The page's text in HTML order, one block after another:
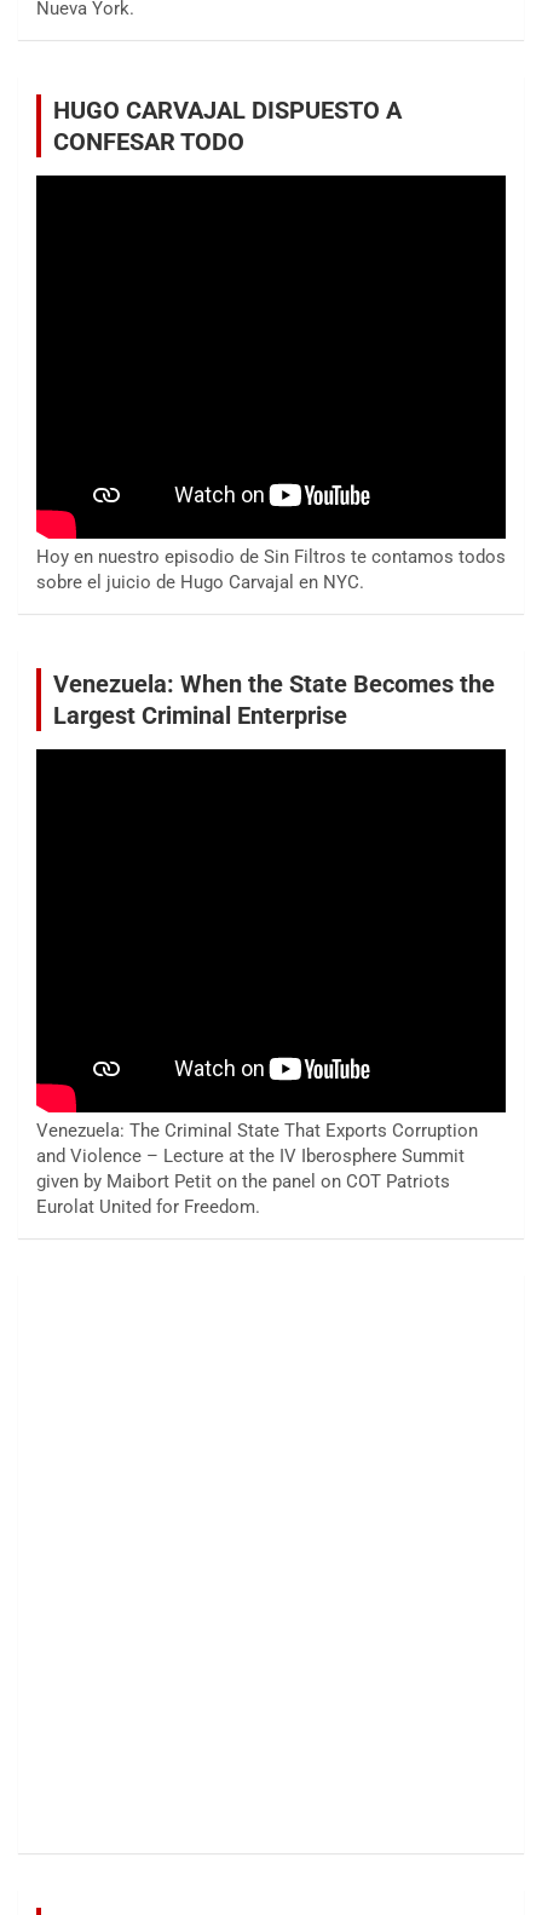
Nueva York.
HUGO CARVAJAL DISPUESTO A
CONFESAR TODO
Hoy en nuestro episodio de Sin Filtros te contamos todos
sobre el juicio de Hugo Carvajal en NYC.
Venezuela: When the State Becomes the
Largest Criminal Enterprise
Venezuela: The Criminal State That Exports Corruption
and Violence – Lecture at the IV Iberosphere Summit
given by Maibort Petit on the panel on COT Patriots
Eurolat United for Freedom.